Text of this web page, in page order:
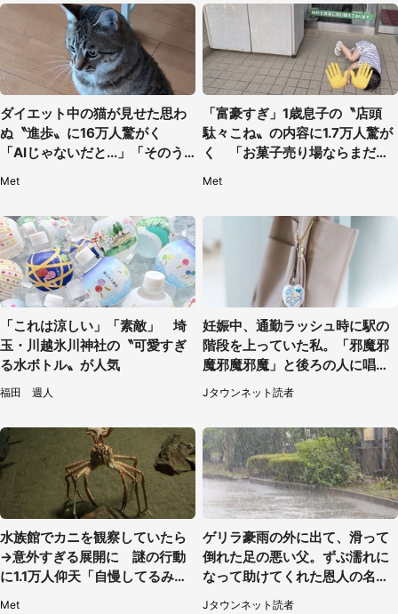
ダイエット中の猫が見せた思わ
ぬ〝進歩〟に16万人驚がく
「AIじゃないだと...」「そのう
Met
「富豪すぎ」1歳息子の〝店頭
駄々こね〟の内容に1.7万人驚が
く 「お菓子売り場ならまだし
Met
「これは涼しい」「素敵」 埼
玉・川越氷川神社の〝可愛すぎ
る水ボトル〟が人気
福田 週人
妊娠中、通勤ラッシュ時に駅の
階段を上っていた私。「邪魔邪
魔邪魔邪魔」と後ろの人に唱え
られて（神奈川県・30代女性）
Jタウンネット読者
水族館でカニを観察していたら
→意外すぎる展開に 謎の行動
に1.1万人仰天「自慢してるみた
Met
ゲリラ豪雨の外に出て、滑って
倒れた足の悪い父。ずぶ濡れに
なって助けてくれた恩人の名前
Jタウンネット読者